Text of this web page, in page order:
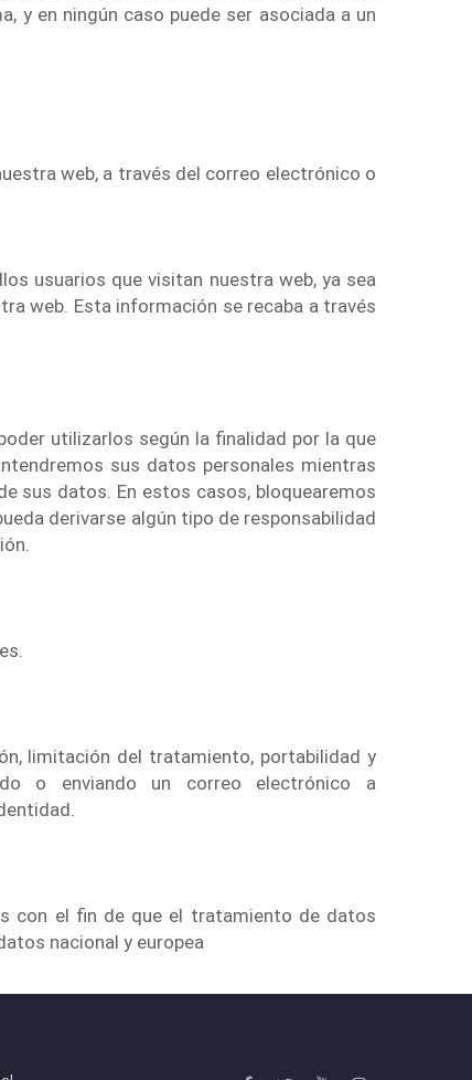
y en ningún caso puede ser asociada a un
web, a través del correo electrónico o
usuarios que visitan nuestra web, ya sea
web. Esta información se recaba a través
utilizarlos según la finalidad por la que
sus datos personales mientras
sus datos. En estos casos, bloquearemos
derivarse algún tipo de responsabilidad
limitación del tratamiento, portabilidad y
o enviando un correo electrónico a
con el fin de que el tratamiento de datos
nacional y europea